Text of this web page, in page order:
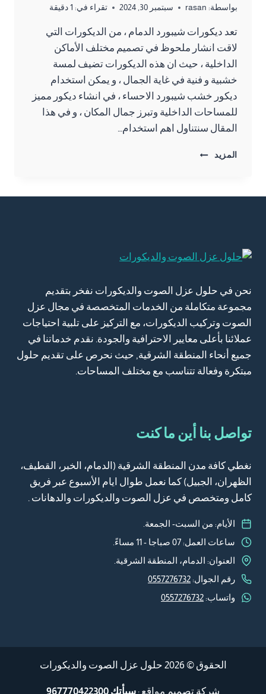
بواسطة: rasan سبتمبر 30, 2024 تقراء في: دقيقة
تعد ديكورات شيبورد الدمام ، من الديكورات التي
لاقت انشار ملحوظ في تصميم مختلف الأماكن
الداخلية ، حيث ان هذه الديكورات تضيف لمسة
خشبية و فنية في غاية الجمال ، و يمكن استخدام
ديكور خشب شيبورد الاحساء ، في انشاء ديكور مميز
للمساحات الداخلية وتبرز جمال المكان ، و في هذا
المقال سنتناول اهم استخدام…
المزيد
ديكورات
نحن في حلول عزل الصوت والديكورات نفخر بتقديم
مجموعة متكاملة من الخدمات المتخصصة في مجال عزل
الصوت وتركيب الديكورات، مع التركيز على تلبية احتياجات
عملائنا بأعلى معايير الاحترافية والجودة. نقدم خدماتنا في
جميع أنحاء المنطقة الشرقية, حيث نحرص على تقديم حلول
مبتكرة وفعالة تتناسب مع مختلف المساحات.
تواصل بنا أين ما كنت
نغطي كافة مدن المنطقة الشرقية (الدمام، الخبر، القطيف،
الظهران، الجبيل) كما نعمل طوال ايام الأسبوع عبر فريق
كامل ومتخصص في عزل الصوت والديكورات والدهانات .
الأيام: من السبت- الجمعة.
ساعات العمل: 07 صباجا - 11 مساءً.
العنوان: الدمام، المنطقة الشرقية.
رقم الجوال: 0557276732
واتساب: 0557276732
الحقوق © 2026 حلول عزل الصوت والديكورات
شركة تصميم مواقع : سبأتك 967770422300